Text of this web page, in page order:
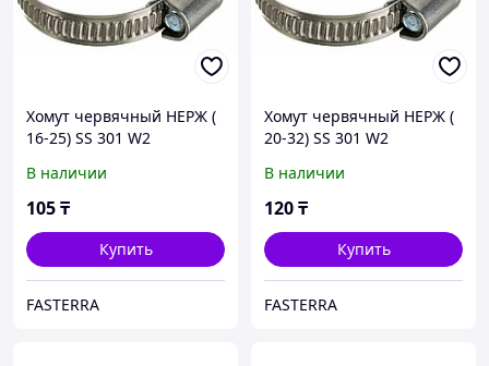
Хомут червячный НЕРЖ (
16-25) SS 301 W2
В наличии
105₸
Купить
FASTERRA
Хомут червячный НЕРЖ (
20-32) SS 301 W2
В наличии
120₸
Купить
FASTERRA